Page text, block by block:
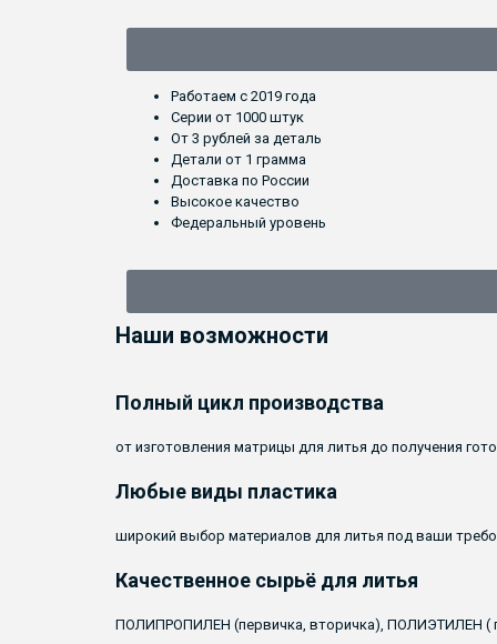
Работаем с 2019 года
Серии от 1000 штук
От 3 рублей за деталь
Детали от 1 грамма
Доставка по России
Высокое качество
Федеральный уровень
Наши возможности
Полный цикл производства
от изготовления матрицы для литья до получения
Любые виды пластика
широкий выбор материалов для литья под ваши
Качественное сырьё для литья
ПОЛИПРОПИЛЕН (первичка, вторичка), ПОЛИЭТИЛЕН